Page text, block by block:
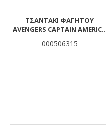
ΤΣΑΝΤΆΚΙ ΦΑΓΗΤΟΎ
AVENGERS CAPTAIN AMERICA
ΘΉΚΕΣ
000506315